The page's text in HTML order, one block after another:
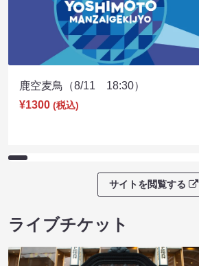
鹿空麦鳥（8/11 18:30）
¥1300 (税込)
サイトを閲覧する
ライブチケット